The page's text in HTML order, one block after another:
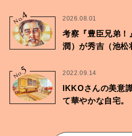
No.
4 2026.08.01
考察『豊臣兄弟
潤）が秀吉（池松
No.
5 2022.09.14
IKKOさんの美意
て華やかな自宅。